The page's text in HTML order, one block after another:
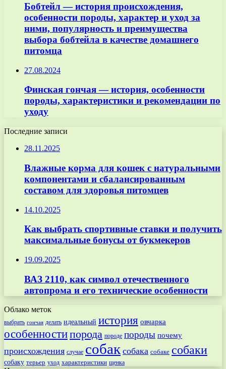
Бобтейл — история происхождения,
особенности породы, характер и уход за
ними, популярность и преимущества
выбора бобтейла в качестве домашнего
питомца
27.08.2024
Финская гончая — история, особенности
породы, характеристики и рекомендации по
уходу
Последние записи
28.11.2025
Влажные корма для кошек с натуральными
компонентами и сбалансированным
составом для здоровья питомцев
14.10.2025
Как выбрать спортивные ставки и получить
максимальные бонусы от букмекеров
19.09.2025
ВАЗ 2110, как символ отечественного
автопрома и его технические особенности
Облако меток
выбрать гончая делать идеальный история овчарка
особенностипорода породе породы почему
происхождения случае собак собака собаке собаки
собаку терьер уход характеристики щенка